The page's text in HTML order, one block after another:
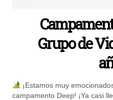
Grupo de
¡Estamos muy
campamento Deep! ¡Ya casi